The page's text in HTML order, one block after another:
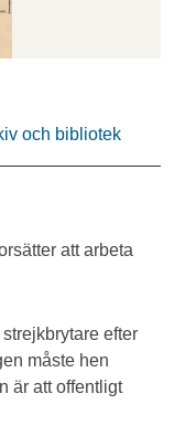
och bibliotek
att arbeta
efter
måste hen
är att offentligt